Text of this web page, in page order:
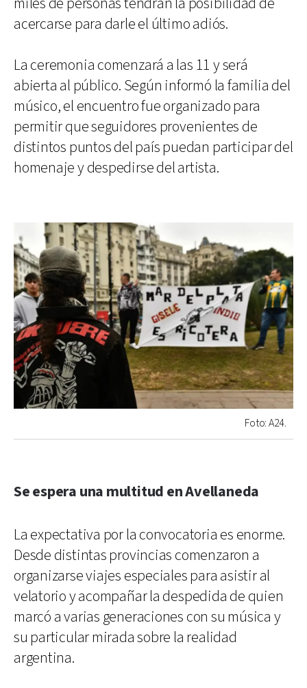
acercarse para darle el último adiós.
La ceremonia comenzará a las 11 y será
abierta al público. Según informó la familia del
músico, el encuentro fue organizado para
permitir que seguidores provenientes de
distintos puntos del país puedan participar del
homenaje y despedirse del artista.
Foto: A24.
Se espera una multitud en Avellaneda
La expectativa por la convocatoria es enorme.
Desde distintas provincias comenzaron a
organizarse viajes especiales para asistir al
velatorio y acompañar la despedida de quien
marcó a varias generaciones con su música y
su particular mirada sobre la realidad
argentina.